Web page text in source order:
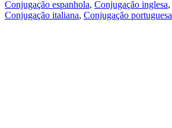
Conjugação espanhola, Conjugação inglesa,
Conjugação italiana, Conjugação portuguesa